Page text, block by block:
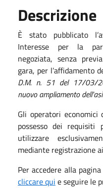
Descrizione
È stato pubblicato
Interesse per la
negoziata, senza
gara, per l’affidamento
D.M. n. 51 del 17/03/
nuovo ampliamento
Gli operatori
possesso dei requisiti
utilizzare
mediante registrazione
Per accedere alla
cliccare qui e seguire le